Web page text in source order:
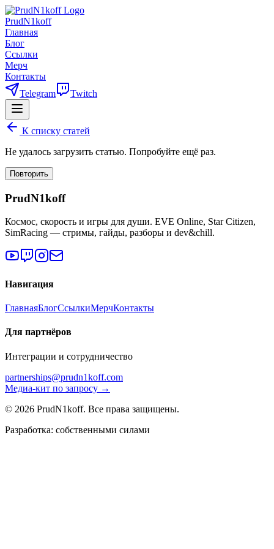
PrudN1koff
Главная
Блог
Ссылки
Мерч
Контакты
Telegram
Twitch
К списку статей
Не удалось загрузить статью. Попробуйте ещё раз.
Повторить
PrudN1koff
Космос, скорость и игры для души. EVE Online, Star Citizen,
SimRacing — стримы, гайды, разборы и dev&chill.
Навигация
ГлавнаяБлогСсылкиМерчКонтакты
Для партнёров
Интеграции и сотрудничество
partnerships@prudn1koff.com
Медиа-кит по запросу →
© 2026 PrudN1koff. Все права защищены.
Разработка: собственными силами